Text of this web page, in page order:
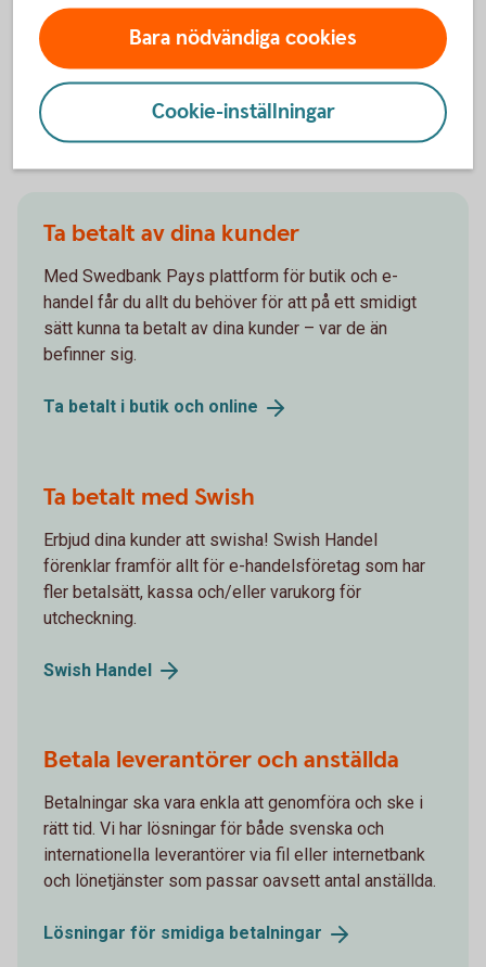
behöver. Med rätt konton, kort och smidiga sätt att
betala och ta betalt kan du fokusera på att driva
ditt företag.
Ta betalt av dina kunder
Med Swedbank Pays plattform för butik och e-
handel får du allt du behöver för att på ett smidigt
sätt kunna ta betalt av dina kunder – var de än
befinner sig.
Ta betalt i butik och online
Ta betalt med Swish
Erbjud dina kunder att swisha! Swish Handel
förenklar framför allt för e-handelsföretag som har
fler betalsätt, kassa och/eller varukorg för
utcheckning.
Swish Handel
Betala leverantörer och anställda
Betalningar ska vara enkla att genomföra och ske i
rätt tid. Vi har lösningar för både svenska och
internationella leverantörer via fil eller internetbank
och lönetjänster som passar oavsett antal anställda.
Lösningar för smidiga betalningar
Bara nödvändiga cookies
Cookie-inställningar